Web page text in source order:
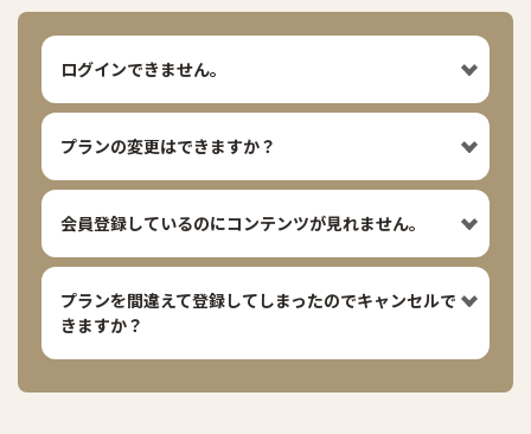
ログインできません。
プランの変更はできますか？
会員登録しているのにコンテンツが見れません。
プランを間違えて登録してしまったのでキャンセルで
きますか？